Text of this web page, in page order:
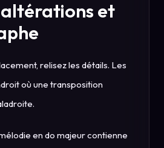
altérations et
relisez les détails. Les
où une transposition
en do majeur contienne